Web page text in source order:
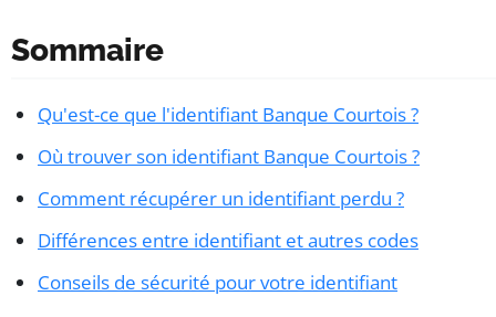
Sommaire
Qu'est-ce que l'identifiant Banque Courtois ?
Où trouver son identifiant Banque Courtois ?
Comment récupérer un identifiant perdu ?
Différences entre identifiant et autres codes
Conseils de sécurité pour votre identifiant